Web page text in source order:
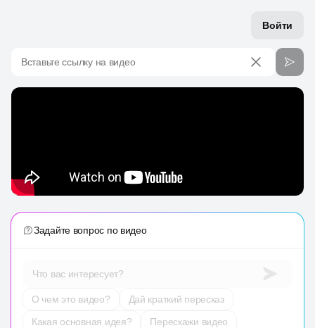
Войти
Вставьте ссылку на видео
Задайте вопрос по видео
Что вас интересует?
О чем это видео?
Дай краткий пересказ
Какая основная идея?
Перескажи видео